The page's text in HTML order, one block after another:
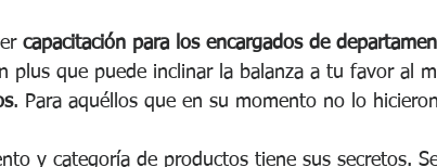
capacitación para los encargados de
plus que puede inclinar la balanza a tu favor al
. Para aquéllos que en su momento no lo
y categoría de productos tiene sus secretos.